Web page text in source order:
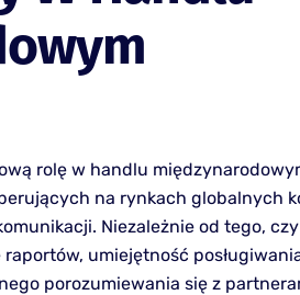
rolę w handlu
na rynkach globalnych
Niezależnie od tego,
umiejętność
porozumiewania się z